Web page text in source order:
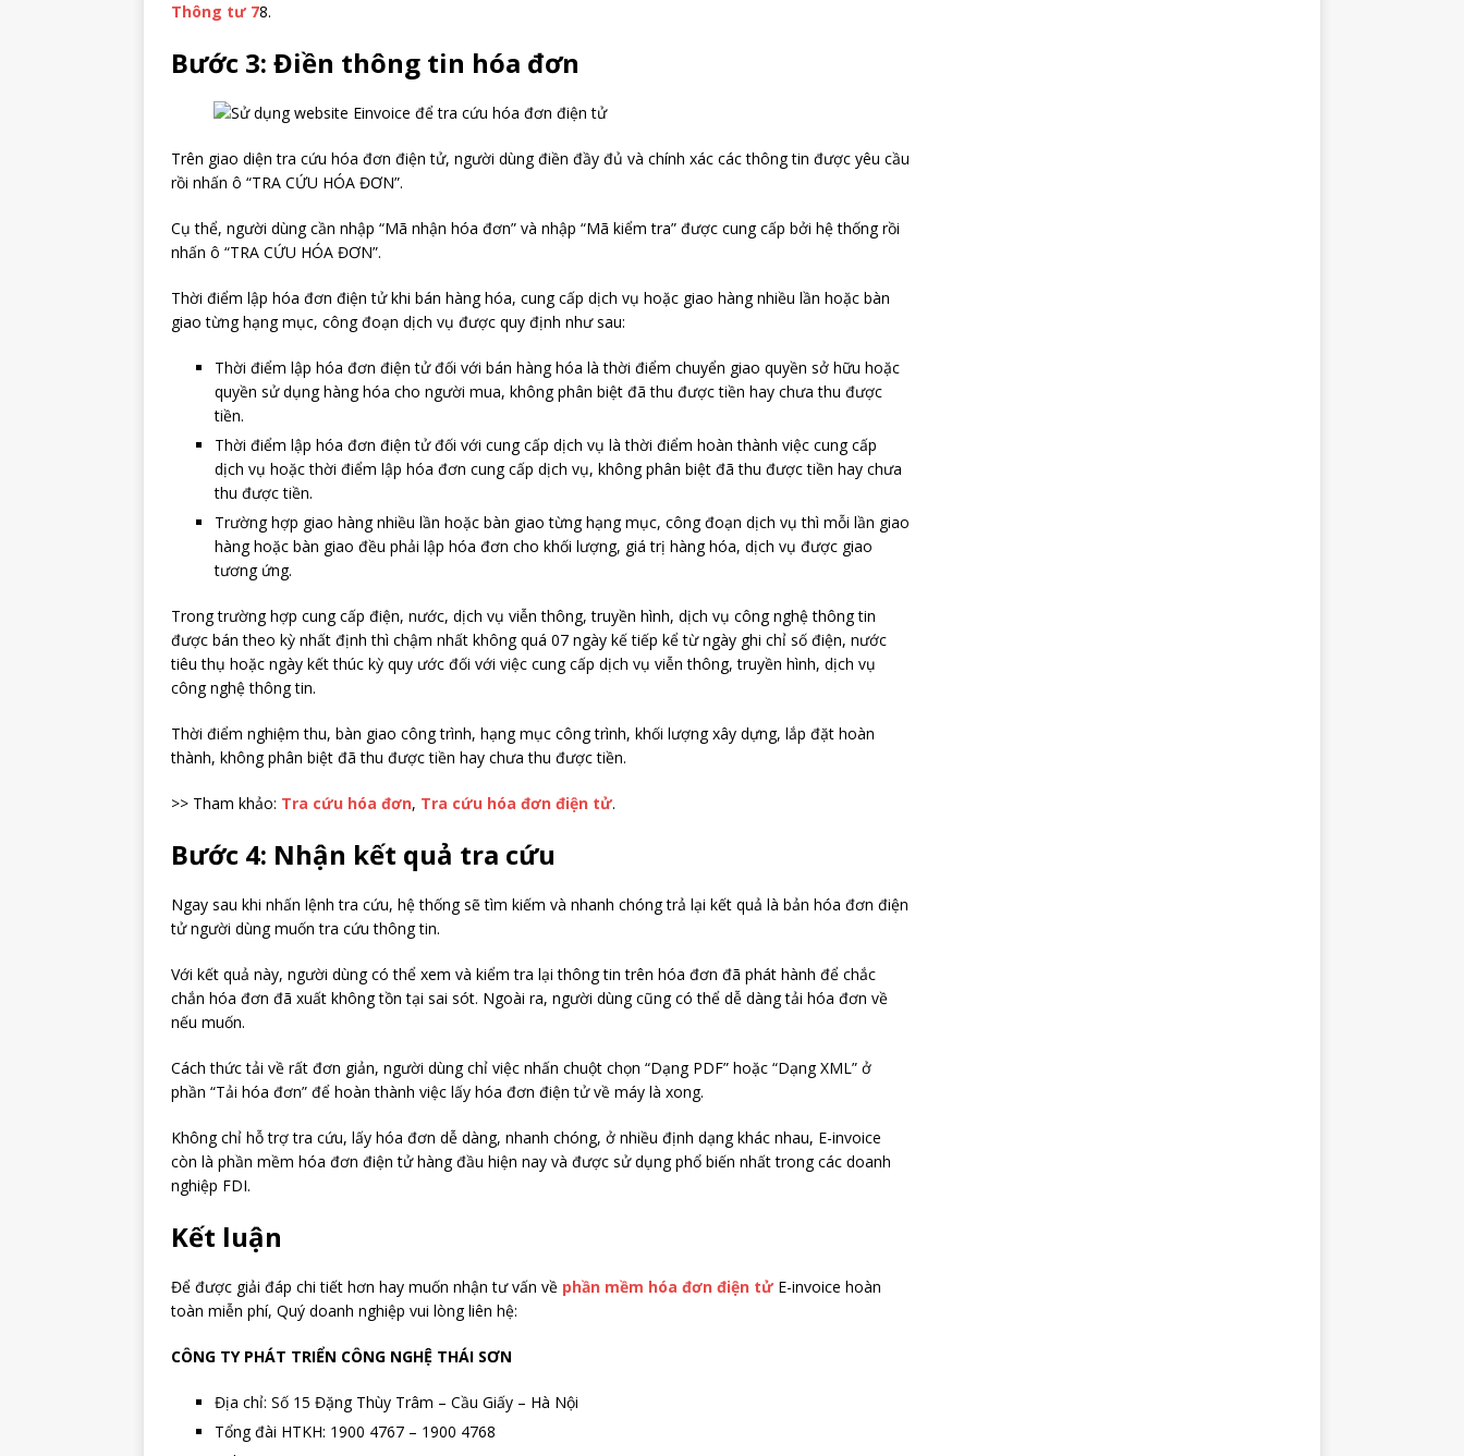
Thông tư 78.
Bước 3: Điền thông tin hóa đơn
Trên giao diện tra cứu hóa đơn điện tử, người dùng điền đầy đủ và chính xác các thông tin được yêu cầu
rồi nhấn ô “TRA CỨU HÓA ĐƠN”.
Cụ thể, người dùng cần nhập “Mã nhận hóa đơn” và nhập “Mã kiểm tra” được cung cấp bởi hệ thống rồi
nhấn ô “TRA CỨU HÓA ĐƠN”.
Thời điểm lập hóa đơn điện tử khi bán hàng hóa, cung cấp dịch vụ hoặc giao hàng nhiều lần hoặc bàn
giao từng hạng mục, công đoạn dịch vụ được quy định như sau:
Thời điểm lập hóa đơn điện tử đối với bán hàng hóa là thời điểm chuyển giao quyền sở hữu hoặc
quyền sử dụng hàng hóa cho người mua, không phân biệt đã thu được tiền hay chưa thu được
tiền.
Thời điểm lập hóa đơn điện tử đối với cung cấp dịch vụ là thời điểm hoàn thành việc cung cấp
dịch vụ hoặc thời điểm lập hóa đơn cung cấp dịch vụ, không phân biệt đã thu được tiền hay chưa
thu được tiền.
Trường hợp giao hàng nhiều lần hoặc bàn giao từng hạng mục, công đoạn dịch vụ thì mỗi lần giao
hàng hoặc bàn giao đều phải lập hóa đơn cho khối lượng, giá trị hàng hóa, dịch vụ được giao
tương ứng.
Trong trường hợp cung cấp điện, nước, dịch vụ viễn thông, truyền hình, dịch vụ công nghệ thông tin
được bán theo kỳ nhất định thì chậm nhất không quá 07 ngày kế tiếp kể từ ngày ghi chỉ số điện, nước
tiêu thụ hoặc ngày kết thúc kỳ quy ước đối với việc cung cấp dịch vụ viễn thông, truyền hình, dịch vụ
công nghệ thông tin.
Thời điểm nghiệm thu, bàn giao công trình, hạng mục công trình, khối lượng xây dựng, lắp đặt hoàn
thành, không phân biệt đã thu được tiền hay chưa thu được tiền.
>> Tham khảo: Tra cứu hóa đơn, Tra cứu hóa đơn điện tử.
Bước 4: Nhận kết quả tra cứu
Ngay sau khi nhấn lệnh tra cứu, hệ thống sẽ tìm kiếm và nhanh chóng trả lại kết quả là bản hóa đơn điện
tử người dùng muốn tra cứu thông tin.
Với kết quả này, người dùng có thể xem và kiểm tra lại thông tin trên hóa đơn đã phát hành để chắc
chắn hóa đơn đã xuất không tồn tại sai sót. Ngoài ra, người dùng cũng có thể dễ dàng tải hóa đơn về
nếu muốn.
Cách thức tải về rất đơn giản, người dùng chỉ việc nhấn chuột chọn “Dạng PDF” hoặc “Dạng XML” ở
phần “Tải hóa đơn” để hoàn thành việc lấy hóa đơn điện tử về máy là xong.
Không chỉ hỗ trợ tra cứu, lấy hóa đơn dễ dàng, nhanh chóng, ở nhiều định dạng khác nhau, E-invoice
còn là phần mềm hóa đơn điện tử hàng đầu hiện nay và được sử dụng phổ biến nhất trong các doanh
nghiệp FDI.
Kết luận
Để được giải đáp chi tiết hơn hay muốn nhận tư vấn về phần mềm hóa đơn điện tửE-invoice hoàn
toàn miễn phí, Quý doanh nghiệp vui lòng liên hệ:
CÔNG TY PHÁT TRIỂN CÔNG NGHỆ THÁI SƠN
Địa chỉ: Số 15 Đặng Thùy Trâm – Cầu Giấy – Hà Nội
Tổng đài HTKH: 1900 4767 – 1900 4768